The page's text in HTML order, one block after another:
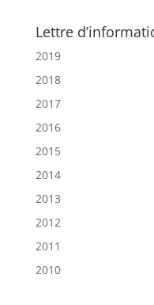
Lettre
2019
2018
2017
2016
2015
2014
2013
2012
2011
2010